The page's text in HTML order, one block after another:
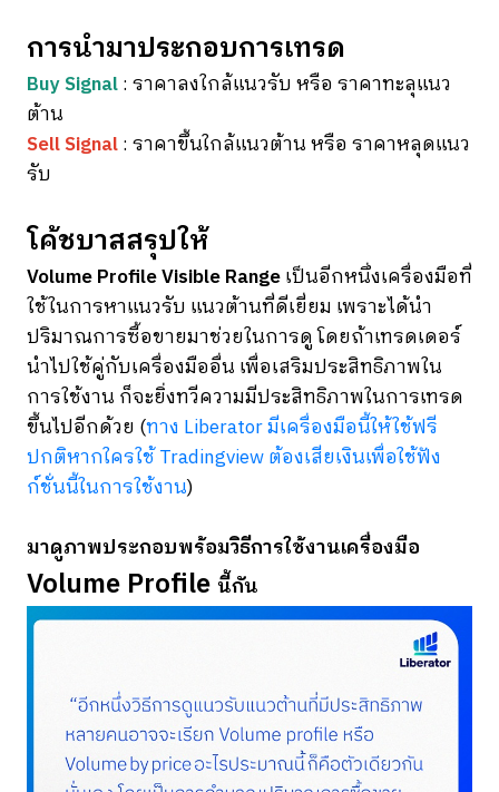
การนำมาประกอบการเทรด
Buy Signal: ราคาลงใกล้แนวรับ หรือ ราคาทะลุแนว
ต้าน
Sell Signal: ราคาขึ้นใกล้แนวต้าน หรือ ราคาหลุดแนว
รับ
โค้ชบาสสรุปให้
Volume Profile Visible Rangeเป็นอีกหนึ่งเครื่องมือที่
ใช้ในการหาแนวรับ แนวต้านที่ดีเยี่ยม เพราะได้นำ
ปริมาณการซื้อขายมาช่วยในการดู โดยถ้าเทรดเดอร์
นำไปใช้คู่กับเครื่องมืออื่น เพื่อเสริมประสิทธิภาพใน
การใช้งาน ก็จะยิ่งทวีความมีประสิทธิภาพในการเทรด
ขึ้นไปอีกด้วย (ทาง Liberator มีเครื่องมือนี้ให้ใช้ฟรี
ปกติหากใครใช้ Tradingview ต้องเสียเงินเพื่อใช้ฟัง
ก์ชั่นนี้ในการใช้งาน)
มาดูภาพประกอบพร้อมวิธีการใช้งานเครื่องมือ
Volume Profile นี้กัน